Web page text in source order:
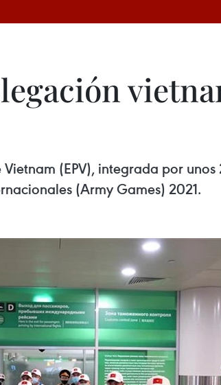
(EPV), integrada por
(Army Games) 2021.